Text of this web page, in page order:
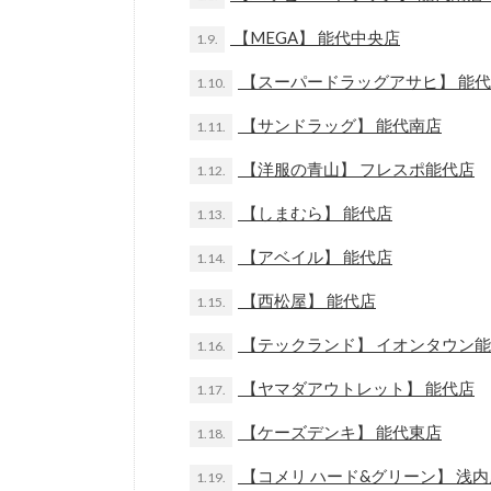
1.9. 【MEGA】 能代中央店
1.10. 【スーパードラッグアサヒ】 能
1.11. 【サンドラッグ】 能代南店
1.12. 【洋服の青山】 フレスポ能代店
1.13. 【しまむら】 能代店
1.14. 【アベイル】 能代店
1.15. 【西松屋】 能代店
1.16. 【テックランド】 イオンタウン
1.17. 【ヤマダアウトレット】 能代店
1.18. 【ケーズデンキ】 能代東店
1.19. 【コメリ ハード&グリーン】 浅